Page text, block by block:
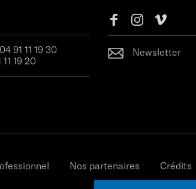
04 91 11 19 30
11 19 20
Newsletter
Nos partenaires Crédits